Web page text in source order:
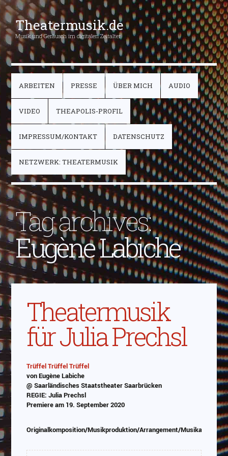
Theatermusik.de
Musik und Geräusch im digitalen Zeitalter
ARBEITEN PRESSE ÜBER MICH AUDIO
VIDEO THEAPOLIS-PROFIL
IMPRESSUM/KONTAKT DATENSCHUTZ
NETZWERK: THEATERMUSIK
Tag archives:
Eugène Labiche
Theatermusik
für Julia Prechsl
Abspielen
Das Video wird von Youtube eingebettet
abespielt. Es gilt die
Trüffel Trüffel Trüffel
von Eugène Labiche
@ Saarländisches Staatstheater Saarbrücken
REGIE: Julia Prechsl
Premiere am 19. September 2020
Originalkomposition/Musikproduktion/Arrangement/Musikauswahl/